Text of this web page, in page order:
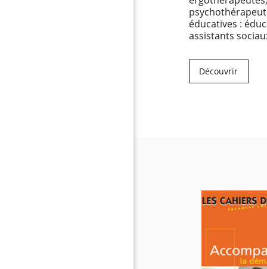
éducatives :
assistants
Découvrir